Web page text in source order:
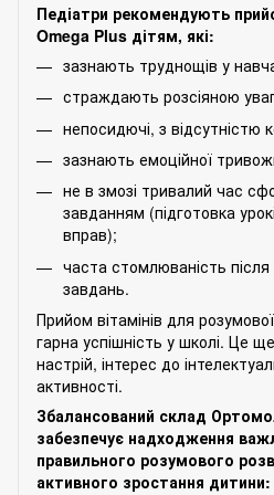
Педіатри рекомендують
Omega Plus дітям, які:
зазнають труднощів у
страждають розсіяною
непосидючі, з відсутністю
зазнають емоційної
не в змозі тривалий час
завданням (підготовка
вправ);
часта стомлюваність
завдань.
Прийом вітамінів для
гарна успішність у школі. Це
настрій, інтерес до
активності.
Збалансований склад
забезпечує надходження
правильного розумового
активного зростання дитини: